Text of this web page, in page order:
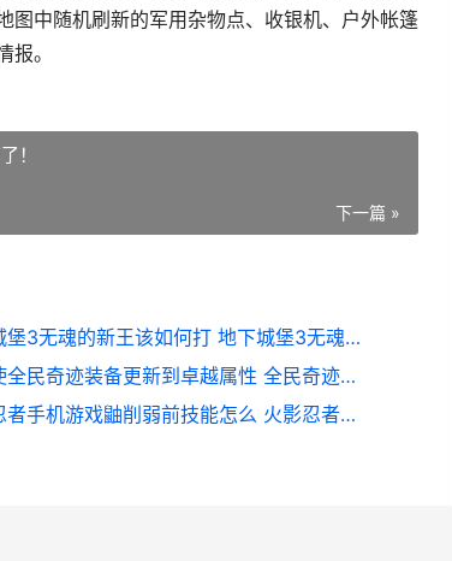
图中随机刷新的军用杂物点、收银机、户外帐篷
。
！
下一篇 »
地下城堡3无魂的新王该如何打 地下城堡3无魂新王攻略
怎么使全民奇迹装备更新到卓越属性 全民奇迹如何快速赚钱
火影忍者手机游戏鼬削弱前技能怎么 火影忍者手机游戏终极风暴